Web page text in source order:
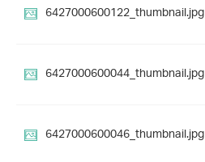
6427000600122_thumbnail.jpg
6427000600044_thumbnail.jpg
6427000600046_thumbnail.jpg